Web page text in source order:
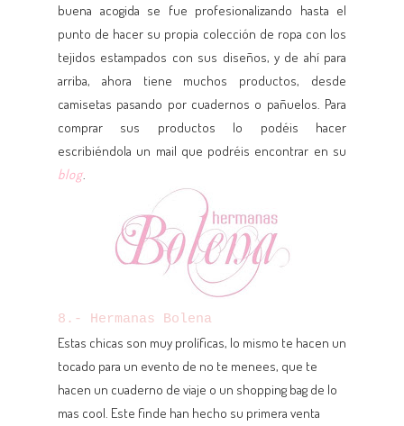
buena acogida se fue profesionalizando hasta el
punto de hacer su propia colección de ropa con los
tejidos estampados con sus diseños, y de ahí para
arriba, ahora tiene muchos productos, desde
camisetas pasando por cuadernos o pañuelos. Para
comprar sus productos lo podéis hacer
escribiéndola un mail que podréis encontrar en su
blog
8.- Hermanas Bolena
Estas chicas son muy prolíficas, lo mismo te hacen un
tocado para un evento de no te menees, que te
hacen un cuaderno de viaje o un shopping bag de lo
mas cool. Este finde han hecho su primera venta